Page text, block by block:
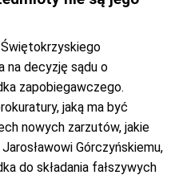
na decyzję sądu o
zapobiegawczego.
jaką ma być
nowych zarzutów, jakie
Górczyńskiemu,
do składania fałszywych